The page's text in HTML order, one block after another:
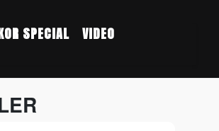
SPECIAL VIDEO